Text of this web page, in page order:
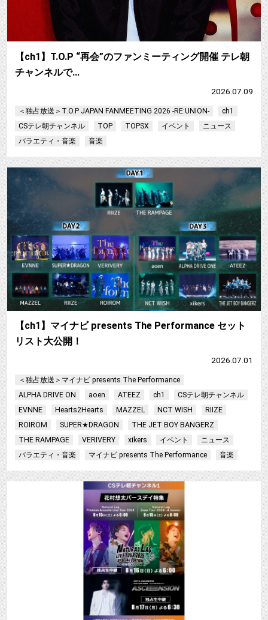
【ch1】T.O.P “再会”のファンミーティング開催 テレ朝
チャンネルで…
2026.07.09
＜独占放送＞T.O.P JAPAN FANMEETING 2026 -RE:UNION-
ch1
CSテレ朝チャンネル
TOP TOPSX イベント
ニュース
バラエティ・音楽
音楽
【ch1】マイナビ presents The Performance セット
リスト大公開！
2026.07.01
＜独占放送＞マイナビ presents The Performance
ALPHA DRIVE ON
aoen ATEEZ ch1
CSテレ朝チャンネル
EVNNE
Hearts2Hearts MAZZEL NCT WISH
RIIZE
ROIROM
SUPER★DRAGON
THE JET BOY BANGERZ
THE RAMPAGE
VERIVERY xikers イベント
ニュース
バラエティ・音楽
マイナビ presents The Performance 音楽